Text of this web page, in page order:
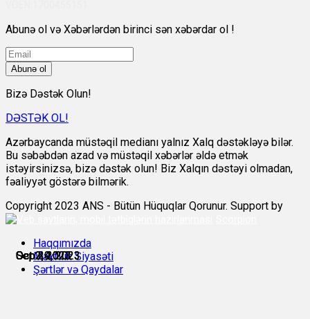
Sep 24, 2023
Sep 29, 2023
Sep 30, 2023
Oct 2, 2023
Oct 2, 2023
Oct 3, 2023
Abunə ol və Xəbərlərdən birinci sən xəbərdar ol !
Abunə ol
Bizə Dəstək Olun!
DƏSTƏK OL!
Azərbaycanda müstəqil medianı yalnız Xalq dəstəkləyə bilər.
Bu səbəbdən azad və müstəqil xəbərlər əldə etmək
istəyirsinizsə, bizə dəstək olun! Biz Xalqın dəstəyi olmadan,
fəaliyyət göstərə bilmərik.
Copyright 2023 ANS - Bütün Hüquqlar Qorunur. Support by
Haqqımızda
Məxfilik Siyasəti
Şərtlər və Qaydalar